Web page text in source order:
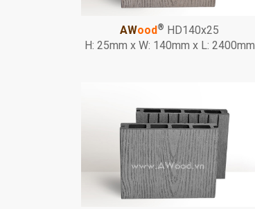
AWood ® HD140x25
H: 25mm x W: 140mm x L: 2400mm